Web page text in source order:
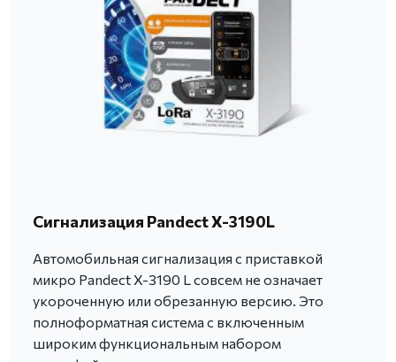
Сигнализация Pandect X-3190L
Автомобильная сигнализация с приставкой
микро Pandect X-3190 L совсем не означает
укороченную или обрезанную версию. Это
полноформатная система с включенным
широким функциональным набором